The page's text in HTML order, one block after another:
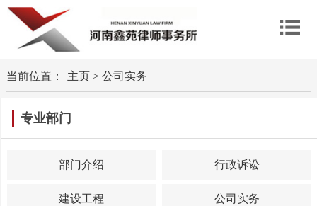
当前位置： 主页> 公司实务
专业部门
部门介绍 行政诉讼
建设工程 公司实务